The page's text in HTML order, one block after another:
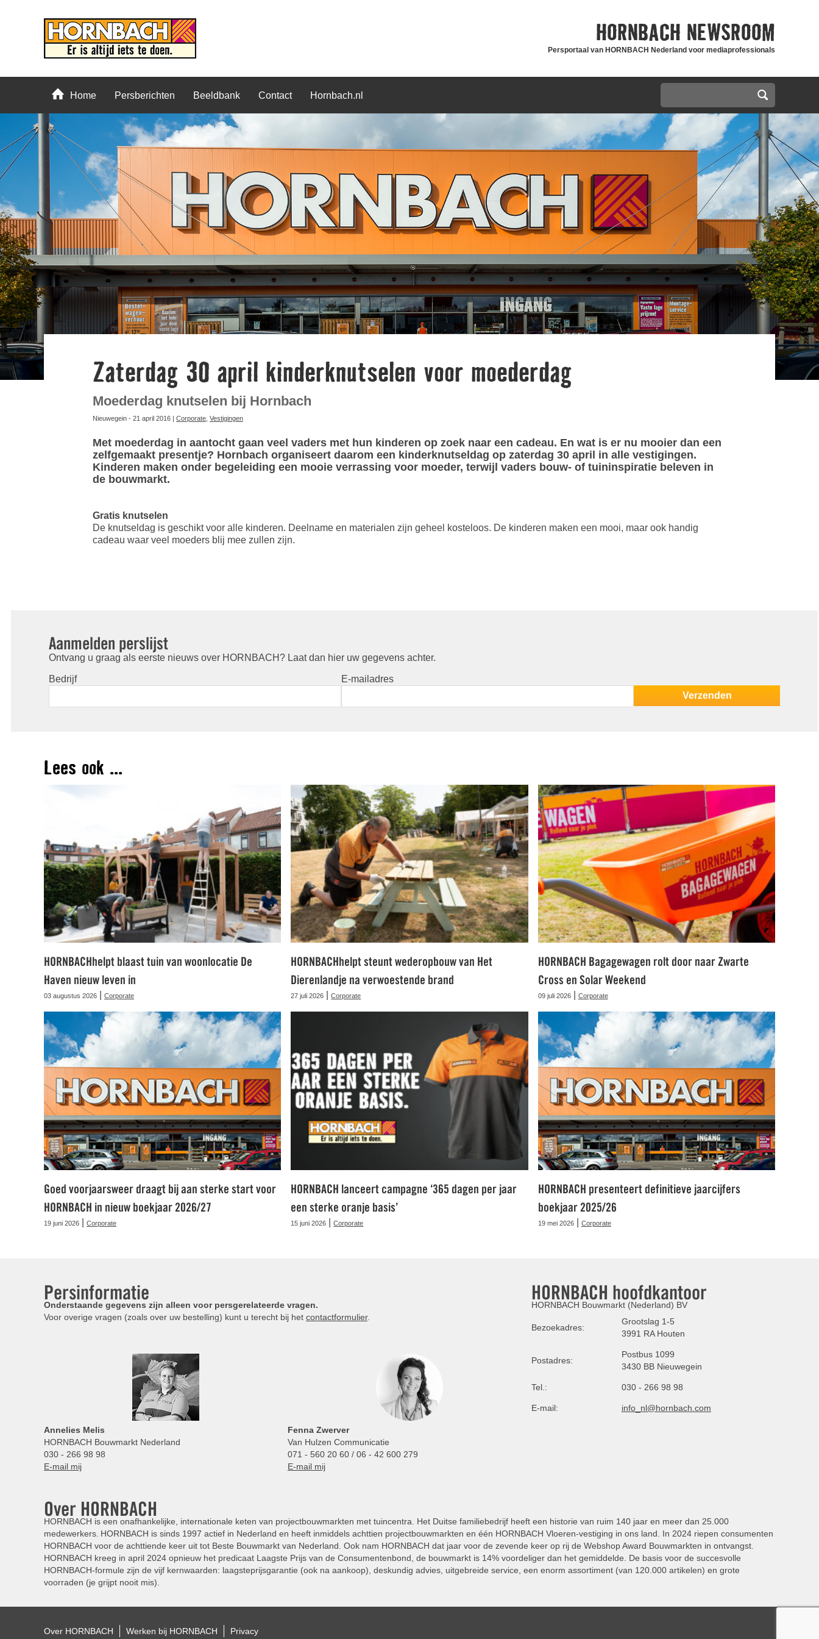
HORNBACH NEWSROOM
Persportaal van HORNBACH Nederland voor mediaprofessionals
Home Persberichten Beeldbank Contact Hornbach.nl
Zaterdag 30 april kinderknutselen voor moederdag
Moederdag knutselen bij Hornbach
Nieuwegein - 21 april 2016 | Corporate Vestigingen
Met moederdag in aantocht gaan veel vaders met hun kinderen op zoek naar een cadeau. En wat is er nu mooier dan een
zelfgemaakt presentje? Hornbach organiseert daarom een kinderknutseldag op zaterdag 30 april in alle vestigingen.
Kinderen maken onder begeleiding een mooie verrassing voor moeder, terwijl vaders bouw- of tuininspiratie beleven in
de bouwmarkt.
Gratis knutselen
De knutseldag is geschikt voor alle kinderen. Deelname en materialen zijn geheel kosteloos. De kinderen maken een mooi, maar ook handig
cadeau waar veel moeders blij mee zullen zijn.
Aanmelden perslijst
Ontvang u graag als eerste nieuws over HORNBACH? Laat dan hier uw gegevens achter.
Bedrijf E-mailadres
Lees ook ...
HORNBACHhelpt blaast tuin van woonlocatie De
Haven nieuw leven in
03 augustus 2026 Corporate
HORNBACHhelpt steunt wederopbouw van Het
Dierenlandje na verwoestende brand
27 juli 2026 |Corporate
HORNBACH Bagagewagen rolt door naar Zwarte
Cross en Solar Weekend
09 juli 2026| Corporate
Goed voorjaarsweer draagt bij aan sterke start voor
HORNBACH in nieuw boekjaar 2026/27
19 juni 2026 Corporate
HORNBACH lanceert campagne ‘365 dagen per jaar
een sterke oranje basis’
15 juni 2026 |Corporate
HORNBACH presenteert definitieve jaarcijfers
boekjaar 2025/26
19 mei 2026| Corporate
Persinformatie
Onderstaande gegevens zijn alleen voor persgerelateerde vragen.
Voor overige vragen (zoals over uw bestelling) kunt u terecht bij het contactformulier.
Annelies Melis
HORNBACH Bouwmarkt Nederland
030 - 266 98 98
E-mail mij
Fenna Zwerver
Van Hulzen Communicatie
071 - 560 20 60 / 06 - 42 600 279
E-mail mij
HORNBACH hoofdkantoor
HORNBACH Bouwmarkt (Nederland) BV
Bezoekadres:
Grootslag 1-5
3991 RA Houten
Postadres:
Postbus 1099
3430 BB Nieuwegein
Tel.: 030 - 266 98 98
E-mail: info_nl@hornbach.com
Over HORNBACH
HORNBACH is een onafhankelijke, internationale keten van projectbouwmarkten met tuincentra. Het Duitse familiebedrijf heeft een historie van ruim 140 jaar en meer dan 25.000
medewerkers. HORNBACH is sinds 1997 actief in Nederland en heeft inmiddels achttien projectbouwmarkten en één HORNBACH Vloeren-vestiging in ons land. In 2024 riepen consumenten
HORNBACH voor de achttiende keer uit tot Beste Bouwmarkt van Nederland. Ook nam HORNBACH dat jaar voor de zevende keer op rij de Webshop Award Bouwmarkten in ontvangst.
HORNBACH kreeg in april 2024 opnieuw het predicaat Laagste Prijs van de Consumentenbond, de bouwmarkt is 14% voordeliger dan het gemiddelde. De basis voor de succesvolle
HORNBACH-formule zijn de vijf kernwaarden: laagsteprijsgarantie (ook na aankoop), deskundig advies, uitgebreide service, een enorm assortiment (van 120.000 artikelen) en grote
voorraden (je grijpt nooit mis).
Over HORNBACH Werken bij HORNBACH Privacy